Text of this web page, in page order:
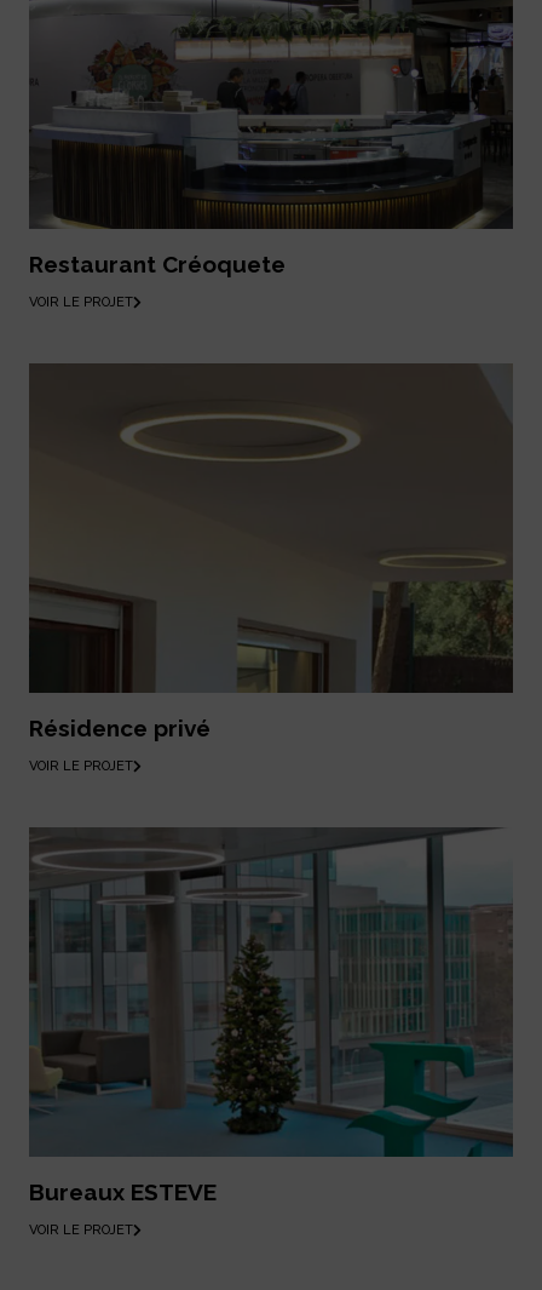
Restaurant Créoquete
VOIR LE PROJET
Résidence privé
VOIR LE PROJET
Bureaux ESTEVE
VOIR LE PROJET